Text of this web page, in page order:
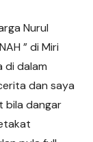
Nurul
” di Miri
di dalam
dan saya
bila dangar